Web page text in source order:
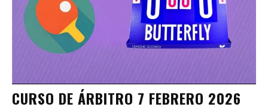
CURSO DE ÁRBITRO 7 FEBRERO 2026